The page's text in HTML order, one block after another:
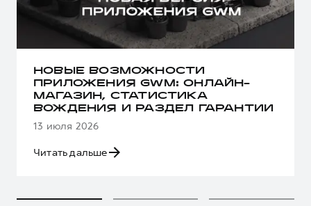
НОВЫЕ ВОЗМОЖНОСТИ
ПРИЛОЖЕНИЯ GWM: ОНЛАЙН-
МАГАЗИН, СТАТИСТИКА
ВОЖДЕНИЯ И РАЗДЕЛ ГАРАНТИИ
13 июля 2026
Читать дальше